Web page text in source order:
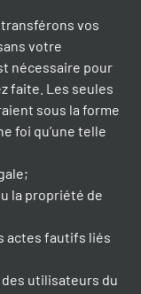
transférons vos
votre
nécessaire pour
faite. Les seules
sous la forme
foi qu’une telle
la propriété de
actes fautifs liés
utilisateurs du